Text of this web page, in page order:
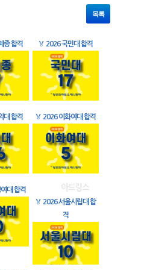
목록
종 합격 🏅 2026 국민대 합격
대 합격 🏅 2026 이화여대 합격
대 합격
🏅 2026 서울시립대 합
격